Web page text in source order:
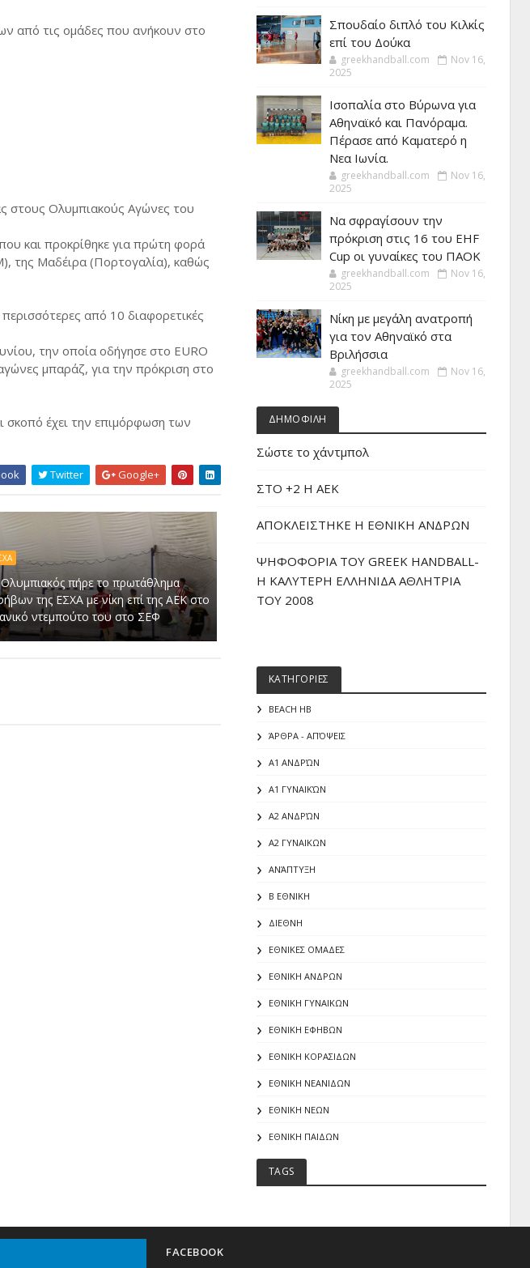
από τις ομάδες που ανήκουν στο
στους Ολυμπιακούς Αγώνες του
και προκρίθηκε για πρώτη φορά
της Μαδέιρα (Πορτογαλία), καθώς
από 10 διαφορετικές
την οποία οδήγησε στο EURO
μπαράζ, για την πρόκριση στο
σκοπό έχει την επιμόρφωση των
Twitter Google+
πήρε το πρωτάθλημα
της ΕΣΧΑ με νίκη επί της ΑΕΚ στο
ντεμπούτο του στο ΣΕΦ
Σπουδαίο διπλό του Κιλκίς
επί του Δούκα
greekhandball.com
Nov 16,
2025
Ισοπαλία στο Βύρωνα για
Αθηναϊκό και Πανόραμα.
Πέρασε από Καματερό η
Νεα Ιωνία.
greekhandball.com
Nov 16,
2025
Να σφραγίσουν την
πρόκριση στις 16 του EHF
Cup οι γυναίκες του ΠΑΟΚ
greekhandball.com
Nov 16,
2025
Νίκη με μεγάλη ανατροπή
για τον Αθηναϊκό στα
Βριλήσσια
greekhandball.com
Nov 16,
2025
ΔΗΜΟΦΙΛΗ
Σώστε το χάντμπολ
ΣΤΟ +2 Η ΑΕΚ
ΑΠΟΚΛΕΙΣΤΗΚΕ Η ΕΘΝΙΚΗ ΑΝΔΡΩΝ
ΨΗΦΟΦΟΡΙΑ ΤΟΥ GREEK HANDBALL-
H ΚΑΛΥΤΕΡΗ ΕΛΛΗΝΙΔΑ ΑΘΛΗΤΡΙΑ
ΤΟΥ 2008
ΚΑΤΗΓΟΡΙΕΣ
BEACH HB
ΆΡΘΡΑ - ΑΠΌΨΕΙΣ
Α1 ΑΝΔΡΏΝ
Α1 ΓΥΝΑΙΚΏΝ
Α2 ΑΝΔΡΏΝ
Α2 ΓΥΝΑΙΚΩΝ
ΑΝΆΠΤΥΞΗ
Β ΕΘΝΙΚΗ
ΔΙΕΘΝΗ
ΕΘΝΙΚΕΣ ΟΜΑΔΕΣ
ΕΘΝΙΚΗ ΑΝΔΡΩΝ
ΕΘΝΙΚΗ ΓΥΝΑΙΚΩΝ
ΕΘΝΙΚΗ ΕΦΗΒΩΝ
ΕΘΝΙΚΗ ΚΟΡΑΣΙΔΩΝ
ΕΘΝΙΚΗ ΝΕΑΝΙΔΩΝ
ΕΘΝΙΚΗ ΝΕΩΝ
ΕΘΝΙΚΗ ΠΑΙΔΩΝ
TAGS
FACEBOOK